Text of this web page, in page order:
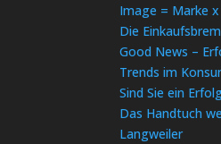
Image = Marke
Die
Good News –
Trends im
Sind Sie ein
Das Handtuch
Langweiler